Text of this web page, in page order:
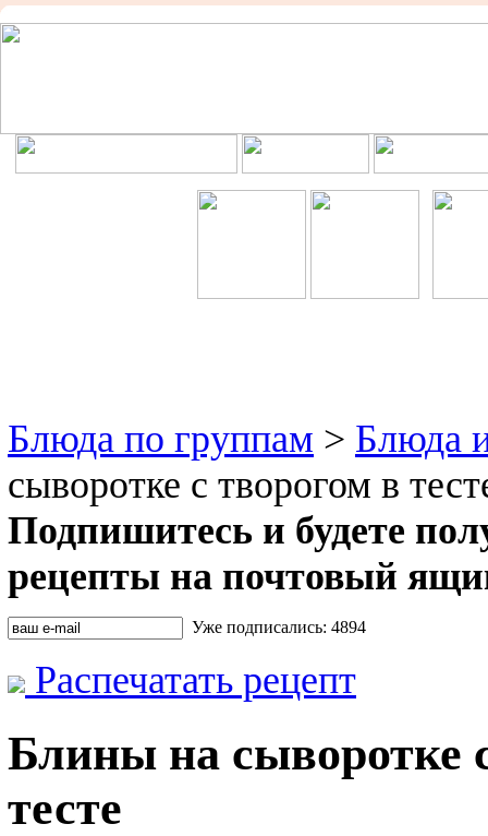
Блюда по группам > Блюда
сыворотке с творогом в
Подпишитесь и будете
рецепты на почтовый
Уже подписались: 4894
Распечатать рецепт
Блины на сыворотке
тесте